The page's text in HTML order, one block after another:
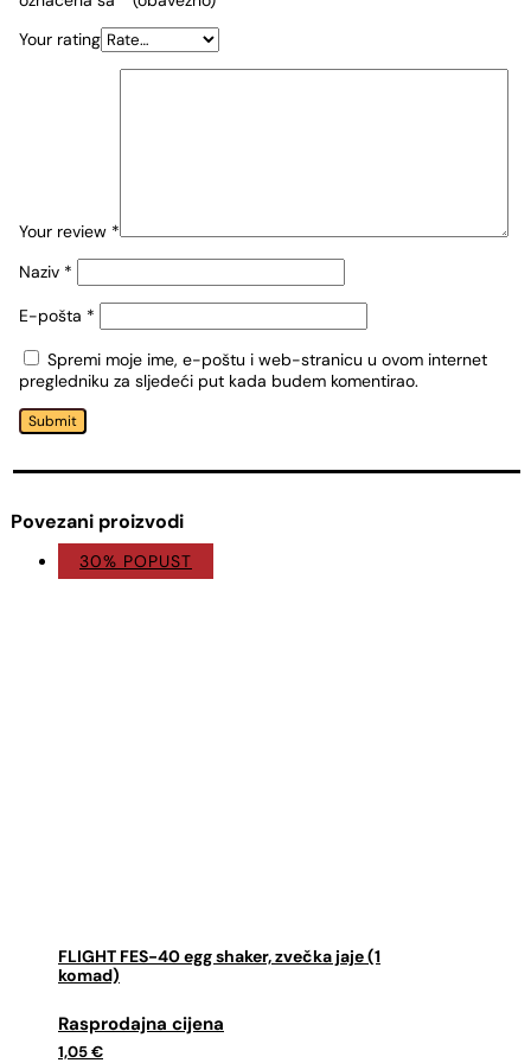
Your rating
Your review *
Naziv *
E-pošta *
Spremi moje ime, e-poštu i web-stranicu u ovom internet
pregledniku za sljedeći put kada budem komentirao.
Submit
Povezani proizvodi
30% POPUST
FLIGHT FES-40 egg shaker, zvečka jaje (1
komad)
Izvorna
cijena
1,05€
Trenutna
cijena